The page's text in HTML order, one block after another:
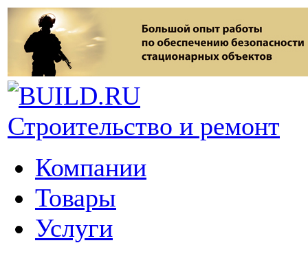
Строительство и ремонт
Компании
Товары
Услуги